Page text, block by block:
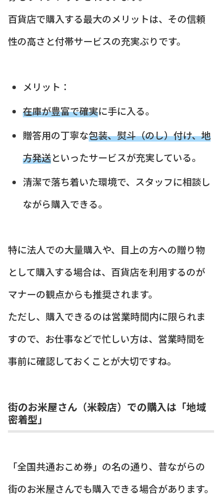
百貨店で購入する最大のメリットは、その信頼
性の高さと付帯サービスの充実ぶりです。
メリット：
在庫が豊富で確実に手に入る。
贈答用の丁寧な包装、熨斗（のし）付け、地
方発送といったサービスが充実している。
清潔で落ち着いた環境で、スタッフに相談し
ながら購入できる。
特に法人での大量購入や、目上の方への贈り物
として購入する場合は、百貨店を利用するのが
マナーの観点からも推奨されます。
ただし、購入できるのは営業時間内に限られま
すので、お仕事などで忙しい方は、営業時間を
事前に確認しておくことが大切ですね。
街のお米屋さん（米穀店）での購入は「地域
密着型」
「全国共通おこめ券」の名の通り、昔ながらの
街のお米屋さんでも購入できる場合があります。